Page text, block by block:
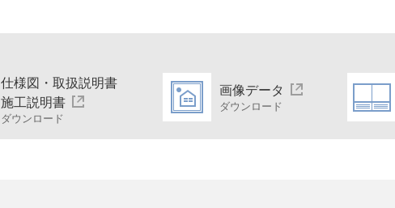
仕様図・取扱説明書
施工説明書
ダウンロード
画像データ
ダウンロード